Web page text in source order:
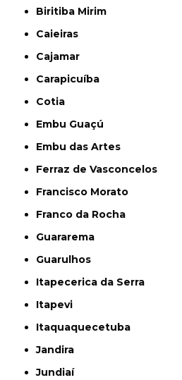
Biritiba Mirim
Caieiras
Cajamar
Carapicuíba
Cotia
Embu Guaçú
Embu das Artes
Ferraz de Vasconcelos
Francisco Morato
Franco da Rocha
Guararema
Guarulhos
Itapecerica da Serra
Itapevi
Itaquaquecetuba
Jandira
Jundiaí